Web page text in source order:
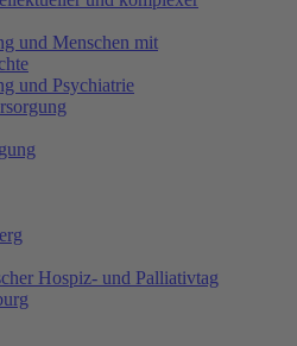
und Menschen mit
und Psychiatrie
Hospiz- und Palliativtag